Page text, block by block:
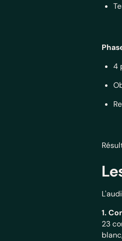
4
1.
23